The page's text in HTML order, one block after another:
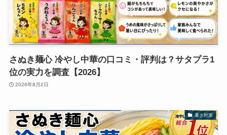
さぬき麺心 冷やし中華の口コミ・評判は？サタプラ1
位の実力を調査【2026】
2026年8月2日
暑さ対策